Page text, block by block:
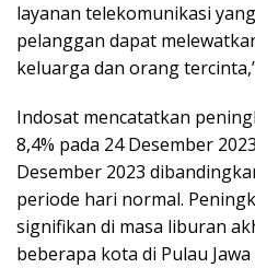
layanan telekomunikasi
pelanggan dapat
keluarga dan orang
Indosat mencatatkan
8,4% pada 24 Desember
Desember 2023
periode hari normal.
signifikan di masa liburan
beberapa kota di Pulau